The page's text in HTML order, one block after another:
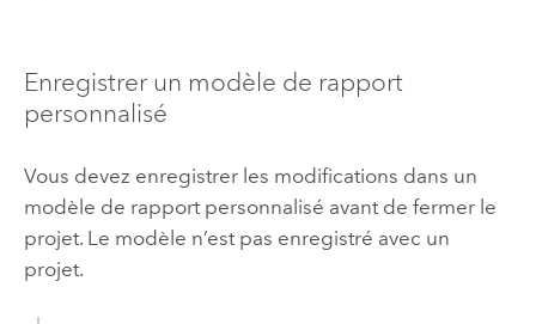
Enregistrer un modèle de rapport
personnalisé
Vous devez enregistrer les modifications dans un
modèle de rapport personnalisé avant de fermer le
projet. Le modèle n’est pas enregistré avec un
projet.